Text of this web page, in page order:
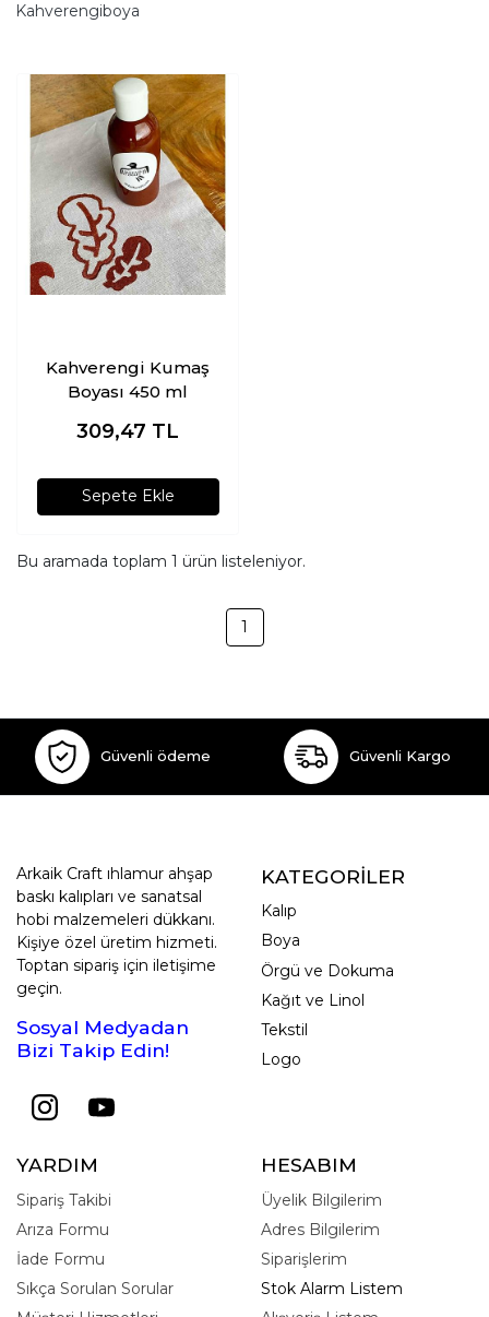
Kahverengiboya
Kahverengi Kumaş
Boyası 450 ml
309,47 TL
Sepete Ekle
Bu aramada toplam 1 ürün listeleniyor.
1
Güvenli ödeme Güvenli Kargo
Arkaik Craft ıhlamur ahşap
baskı kalıpları ve sanatsal
hobi malzemeleri dükkanı.
Kişiye özel üretim hizmeti.
Toptan sipariş için iletişime
geçin.
Sosyal Medyadan
Bizi Takip Edin!
KATEGORİLER
Kalıp
Boya
Örgü ve Dokuma
Kağıt ve Linol
Tekstil
Logo
YARDIM
Sipariş Takibi
Arıza Formu
İade Formu
Sıkça Sorulan Sorular
HESABIM
Üyelik Bilgilerim
Adres Bilgilerim
Siparişlerim
Stok Alarm Listem